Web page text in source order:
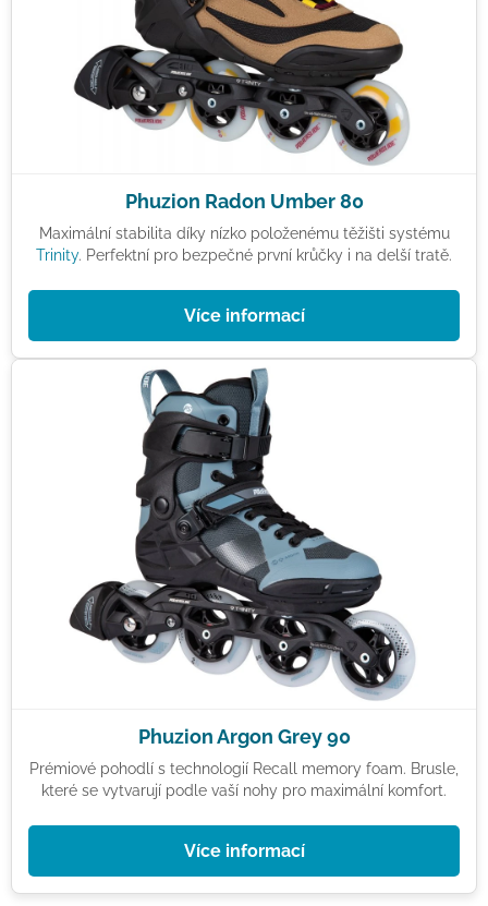
Phuzion Radon Umber 80
Maximální stabilita díky nízko položenému těžišti systému
Trinity. Perfektní pro bezpečné první krůčky i na delší tratě.
Více informací
Phuzion Argon Grey 90
Prémiové pohodlí s technologií Recall memory foam. Brusle,
které se vytvarují podle vaší nohy pro maximální komfort.
Více informací